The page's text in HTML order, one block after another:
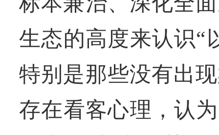
生态的高度来认识“
特别是那些没有出
存在看客心理，认